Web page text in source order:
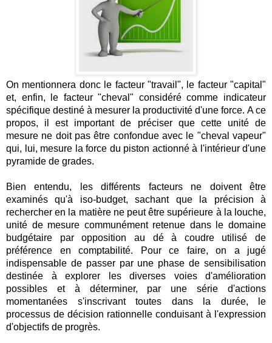
On mentionnera donc le facteur "travail", le facteur "capital"
et, enfin, le facteur "cheval" considéré comme indicateur
spécifique destiné à mesurer la productivité d'une force. A ce
propos, il est important de préciser que cette unité de
mesure ne doit pas être confondue avec le "cheval vapeur"
qui, lui, mesure la force du piston actionné à l'intérieur d'une
pyramide de grades.
Bien entendu, les différents facteurs ne doivent être
examinés qu'à iso-budget, sachant que la précision à
rechercher en la matière ne peut être supérieure à la louche,
unité de mesure communément retenue dans le domaine
budgétaire par opposition au dé à coudre utilisé de
préférence en comptabilité. Pour ce faire, on a jugé
indispensable de passer par une phase de sensibilisation
destinée à explorer les diverses voies d'amélioration
possibles et à déterminer, par une série d'actions
momentanées s'inscrivant toutes dans la durée, le
processus de décision rationnelle conduisant à l'expression
d'objectifs de progrès.